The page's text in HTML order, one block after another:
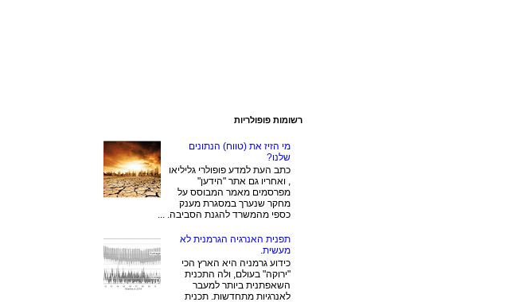
רשומות פופולריות
מי הזיז את (טווח) הנתונים
שלנו?
כתב העת למדע פופולרי גליליאו
, ואחריו גם אתר "הידען"
מפרסמים מאמר המבוסס על
מחקר שנערך במסגרת מענק
כספי מהמשרד להגנת הסביבה. ...
תפנית האנרגיה הגרמנית לא
מעשית.
כידוע גרמניה היא הארץ הכי
"ירוקה" בעולם, ולה התכנית
השאפתנית ביותר למעבר
לאנרגיות מתחדשות. תכנית